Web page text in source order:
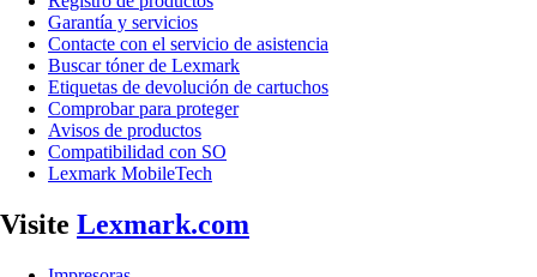
Garantía y servicios
Contacte con el servicio de asistencia
Buscar tóner de Lexmark
Etiquetas de devolución de cartuchos
Comprobar para proteger
Avisos de productos
Compatibilidad con SO
Lexmark MobileTech
Visite Lexmark.com